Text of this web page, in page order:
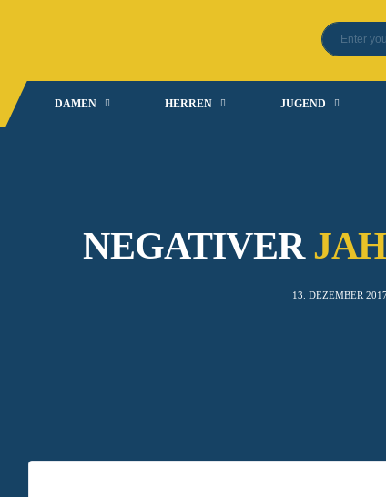
DAMEN HERREN JUGEND
NEGATIVER
13. DEZEMBER